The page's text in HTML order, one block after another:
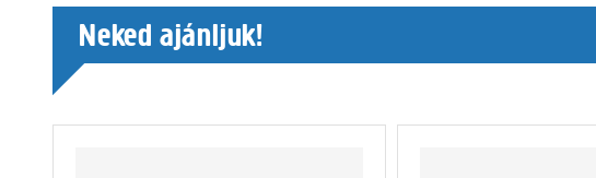
Neked ajánljuk!